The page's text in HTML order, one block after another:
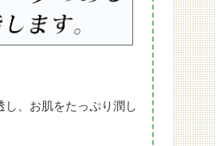
、お肌をたっぷり潤し